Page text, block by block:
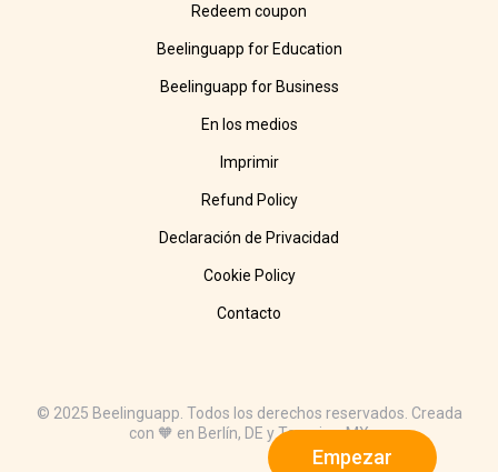
Empezar
Redeem coupon
Beelinguapp for Education
Beelinguapp for Business
En los medios
Imprimir
Refund Policy
Declaración de Privacidad
Cookie Policy
Contacto
© 2025 Beelinguapp. Todos los derechos reservados. Creada
con 🧡 en Berlín, DE y Tampico, MX